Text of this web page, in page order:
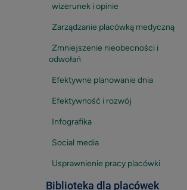
wizerunek i opinie
Zarządzanie placówką medyczną
Zmniejszenie nieobecności i
odwołań
Efektywne planowanie dnia
Efektywność i rozwój
Infografika
Social media
Usprawnienie pracy placówki
Biblioteka dla placówek